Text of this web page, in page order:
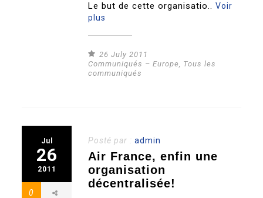
Le but de cette organisatio..Voir
plus
26 July 2011
Communiqués – Europe, Tous les
communiqués
Jul
26
2011
0
Posté par :admin
Air France, enfin une
organisation
décentralisée!